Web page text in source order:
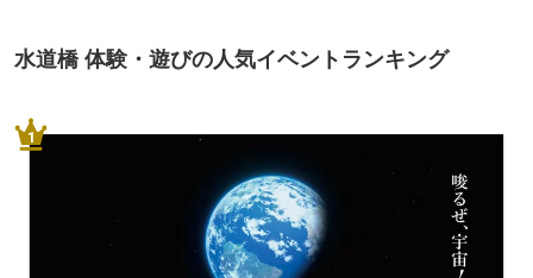
水道橋 体験・遊びの人気イベントランキング
1